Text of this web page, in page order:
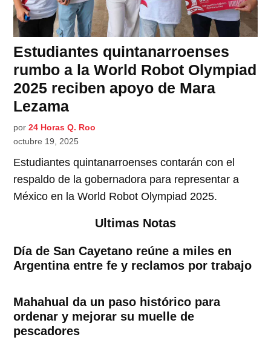
Estudiantes quintanarroenses
rumbo a la World Robot Olympiad
2025 reciben apoyo de Mara
Lezama
por 24 Horas Q. Roo
octubre 19, 2025
Estudiantes quintanarroenses contarán con el
respaldo de la gobernadora para representar a
México en la World Robot Olympiad 2025.
Ultimas Notas
Día de San Cayetano reúne a miles en
Argentina entre fe y reclamos por trabajo
Mahahual da un paso histórico para
ordenar y mejorar su muelle de
pescadores